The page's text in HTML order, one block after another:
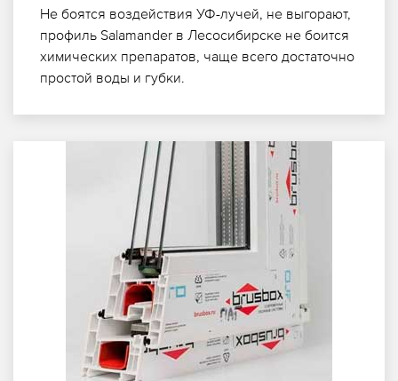
Не боятся воздействия УФ-лучей, не выгорают,
профиль Salamander в Лесосибирске не боится
химических препаратов, чаще всего достаточно
простой воды и губки.